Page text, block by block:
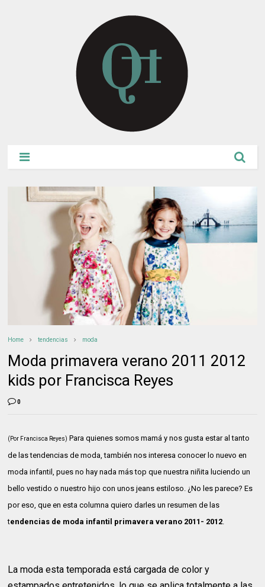
Home tendencias moda
Moda primavera verano 2011 2012
kids por Francisca Reyes
0
(Por Francisca Reyes) Para quienes somos mamá y nos gusta estar al tanto
de las tendencias de moda, también nos interesa conocer lo nuevo en
moda infantil, pues no hay nada más top que nuestra niñita luciendo un
bello vestido o nuestro hijo con unos jeans estiloso. ¿No les parece? Es
por eso, que en esta columna quiero darles un resumen de las
tendencias de moda infantil primavera verano 2011- 2012
La moda esta temporada está cargada de color y